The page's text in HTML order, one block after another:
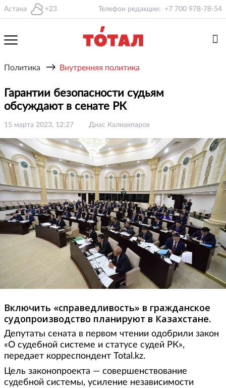
Астана +23 Телефон редакции: +7 700 978-78-54
Политика → Внутренняя политика
Гарантии безопасности судьям
обсуждают в сенате РК
15 марта 2023, 12:27 Диас Калиакпаров
Включить «справедливость» в гражданское
судопроизводство планируют в Казахстане.
Депутаты сената в первом чтении одобрили закон
«О судебной системе и статусе судей РК»,
передает корреспондент Total.kz.
Цель законопроекта — совершенствование
судебной системы, усиление независимости